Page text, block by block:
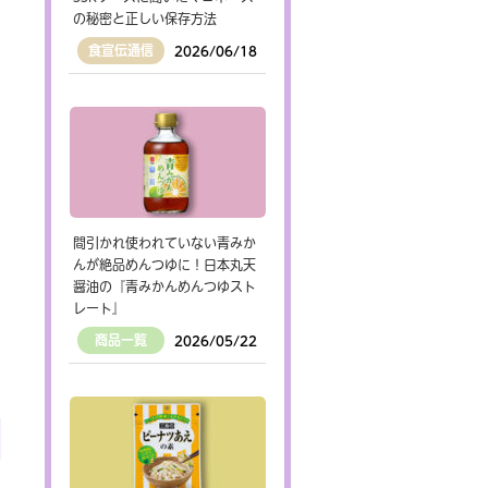
の秘密と正しい保存方法
食宣伝通信 2026/06/18
間引かれ使われていない青みか
んが絶品めんつゆに！日本丸天
醤油の『青みかんめんつゆスト
レート』
商品一覧 2026/05/22